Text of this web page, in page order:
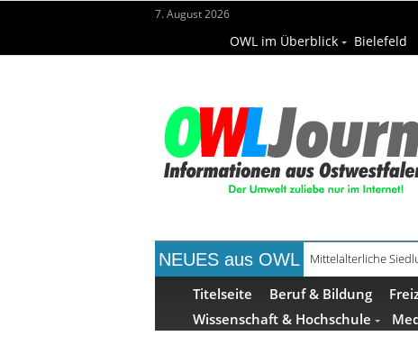
7. August 2026
OWL im Überblick Bielefeld
NEUES aus OWL Mühlenquilter auf
Titelseite Beruf & Bildung
Wissenschaft & Hochschule